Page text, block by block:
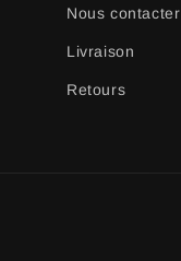
Nous contacter
Livraison
Retours